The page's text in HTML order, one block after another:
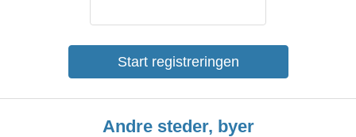
Start registreringen
Andre steder, byer